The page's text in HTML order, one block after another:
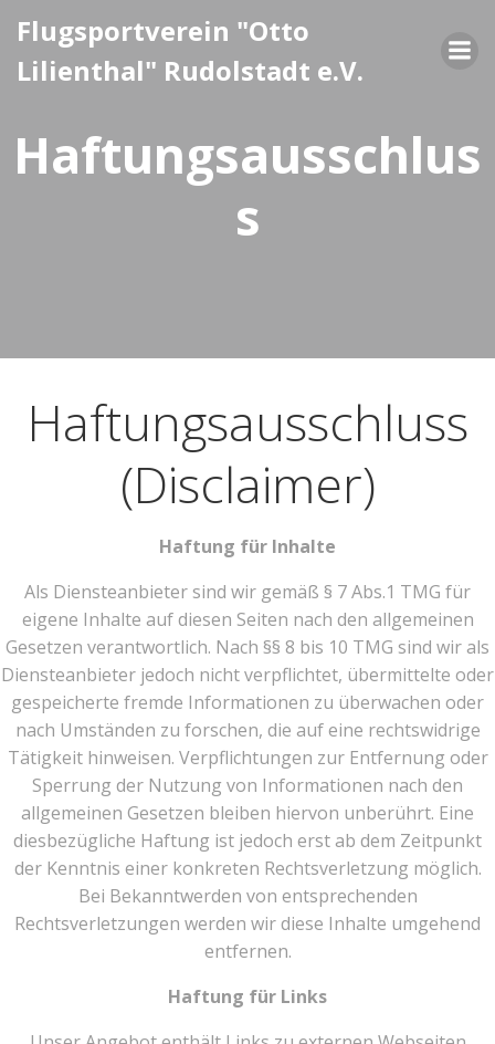
Inhalt
springen
Flugsportverein "Otto
Lilienthal" Rudolstadt e.V.
Haftungsausschlus
s
Haftungsausschluss
(Disclaimer)
Haftung für Inhalte
Als Diensteanbieter sind wir gemäß § 7 Abs.1 TMG für
eigene Inhalte auf diesen Seiten nach den allgemeinen
Gesetzen verantwortlich. Nach §§ 8 bis 10 TMG sind wir als
Diensteanbieter jedoch nicht verpflichtet, übermittelte oder
gespeicherte fremde Informationen zu überwachen oder
nach Umständen zu forschen, die auf eine rechtswidrige
Tätigkeit hinweisen. Verpflichtungen zur Entfernung oder
Sperrung der Nutzung von Informationen nach den
allgemeinen Gesetzen bleiben hiervon unberührt. Eine
diesbezügliche Haftung ist jedoch erst ab dem Zeitpunkt
der Kenntnis einer konkreten Rechtsverletzung möglich.
Bei Bekanntwerden von entsprechenden
Rechtsverletzungen werden wir diese Inhalte umgehend
entfernen.
Haftung für Links